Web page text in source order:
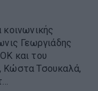
Γεωργιάδης
και του
Κώστα Τσουκαλά,